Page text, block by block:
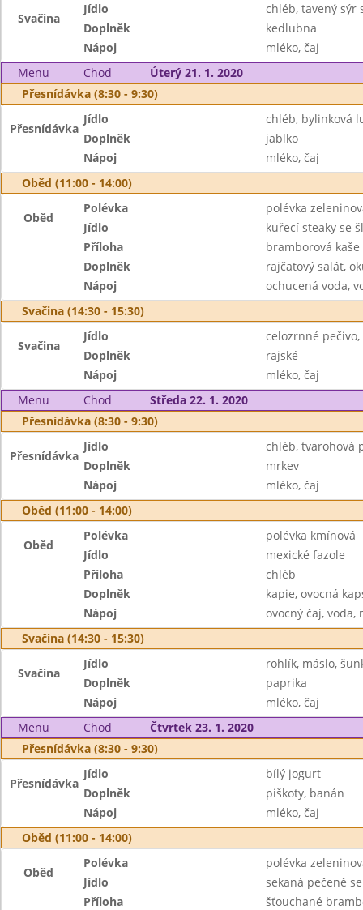
Svačina
Jídlo
chléb, tavený sýr
Doplněk
kedlubna
Nápoj
mléko, čaj
Menu
Chod
Úterý 21. 1. 2020
Přesnídávka (8:30 - 9:30)
Přesnídávka
Jídlo
chléb, bylinková
Doplněk
jablko
Nápoj
mléko, čaj
Oběd (11:00 - 14:00)
Oběd
Polévka
polévka
Jídlo
kuřecí steaky se
Příloha
bramborová kaše
Doplněk
rajčatový salát,
Nápoj
ochucená voda,
Svačina (14:30 - 15:30)
Svačina
Jídlo
celozrnné pečivo,
Doplněk
rajské
Nápoj
mléko, čaj
Menu
Chod
Středa 22. 1. 2020
Přesnídávka (8:30 - 9:30)
Přesnídávka
Jídlo
chléb, tvarohová
Doplněk
mrkev
Nápoj
mléko, čaj
Oběd (11:00 - 14:00)
Oběd
Polévka
polévka kmínová
Jídlo
mexické fazole
Příloha
chléb
Doplněk
kapie, ovocná
Nápoj
ovocný čaj, voda,
Svačina (14:30 - 15:30)
Svačina
Jídlo
rohlík, máslo,
Doplněk
paprika
Nápoj
mléko, čaj
Menu
Chod
Čtvrtek 23. 1. 2020
Přesnídávka (8:30 - 9:30)
Přesnídávka
Jídlo
bílý jogurt
Doplněk
piškoty, banán
Nápoj
mléko, čaj
Oběd (11:00 - 14:00)
Oběd
Polévka
polévka
Jídlo
sekaná pečeně
Příloha
šťouchané